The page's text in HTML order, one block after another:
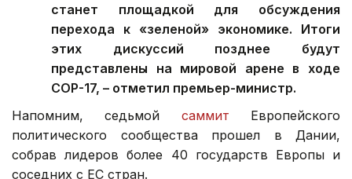
станет площадкой для обсуждения
перехода к «зеленой» экономике. Итоги
этих дискуссий позднее будут
представлены на мировой арене в ходе
СОР-17, – отметил премьер-министр.
Напомним, седьмой саммит Европейского
политического сообщества прошел в Дании,
собрав лидеров более 40 государств Европы и
соседних с ЕС стран.